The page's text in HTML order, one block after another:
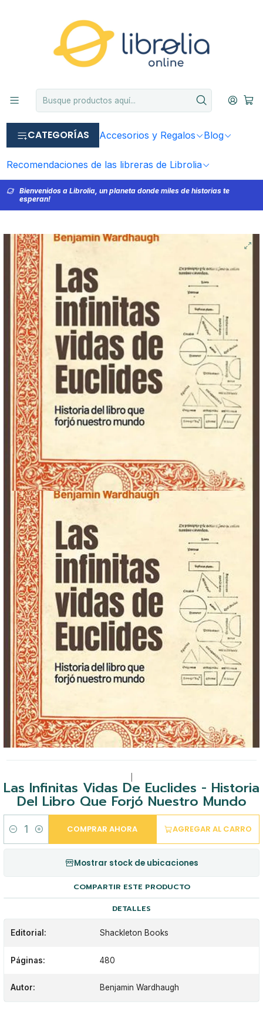
CATEGORÍAS Accesorios y Regalos Blog
Recomendaciones de las libreras de Librolia
Bienvenidos a Librolia, un planeta donde miles de historias te
esperan!
Las Infinitas Vidas De Euclides - Historia
Del Libro Que Forjó Nuestro Mundo
Cantidad
AGREGAR AL CARRO
COMPRAR AHORA
Mostrar stock de ubicaciones
COMPARTIR ESTE PRODUCTO
DETALLES
Editorial: Shackleton Books
Páginas: 480
Autor: Benjamin Wardhaugh